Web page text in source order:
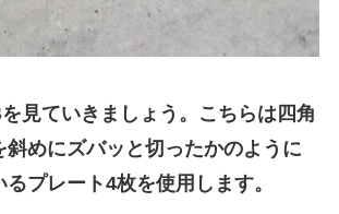
見ていきましょう。こちらは四角
斜めにズバッと切ったかのように
プレート4枚を使用します。